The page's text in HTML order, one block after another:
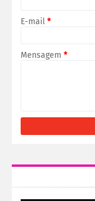
E-mail *
Mensagem *